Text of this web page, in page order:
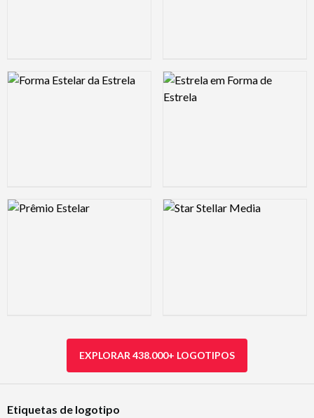
Logo Preview Image Logo Preview Image
Logo Preview Image Logo Preview Image
EXPLORAR 438.000+ LOGOTIPOS
Etiquetas de logotipo